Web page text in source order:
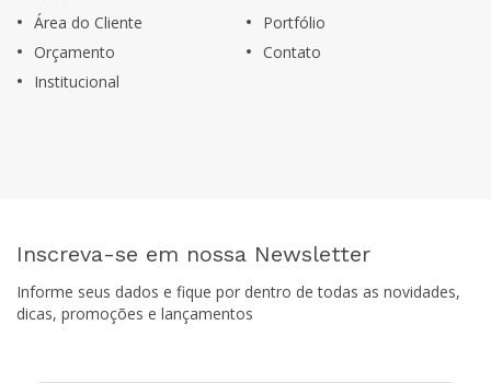
Área do Cliente
Portfólio
Orçamento
Contato
Institucional
Inscreva-se em nossa Newsletter
Informe seus dados e fique por dentro de todas as novidades,
dicas, promoções e lançamentos